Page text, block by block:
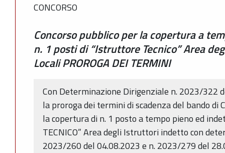
CONCORSO
Concorso pubblico per la copertura a
n. 1 posti di “Istruttore Tecnico” Area
Locali PROROGA DEI TERMINI
Con Determinazione Dirigenziale n. 2023/322
la proroga dei termini di scadenza del bando di
la copertura di n. 1 posto a tempo pieno ed
TECNICO” Area degli Istruttori indetto con
2023/260 del 04.08.2023 e n. 2023/279 del